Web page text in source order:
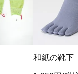
和紙の靴下